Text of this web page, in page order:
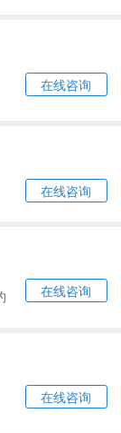
在线咨询
在线咨询
在线咨询
在线咨询